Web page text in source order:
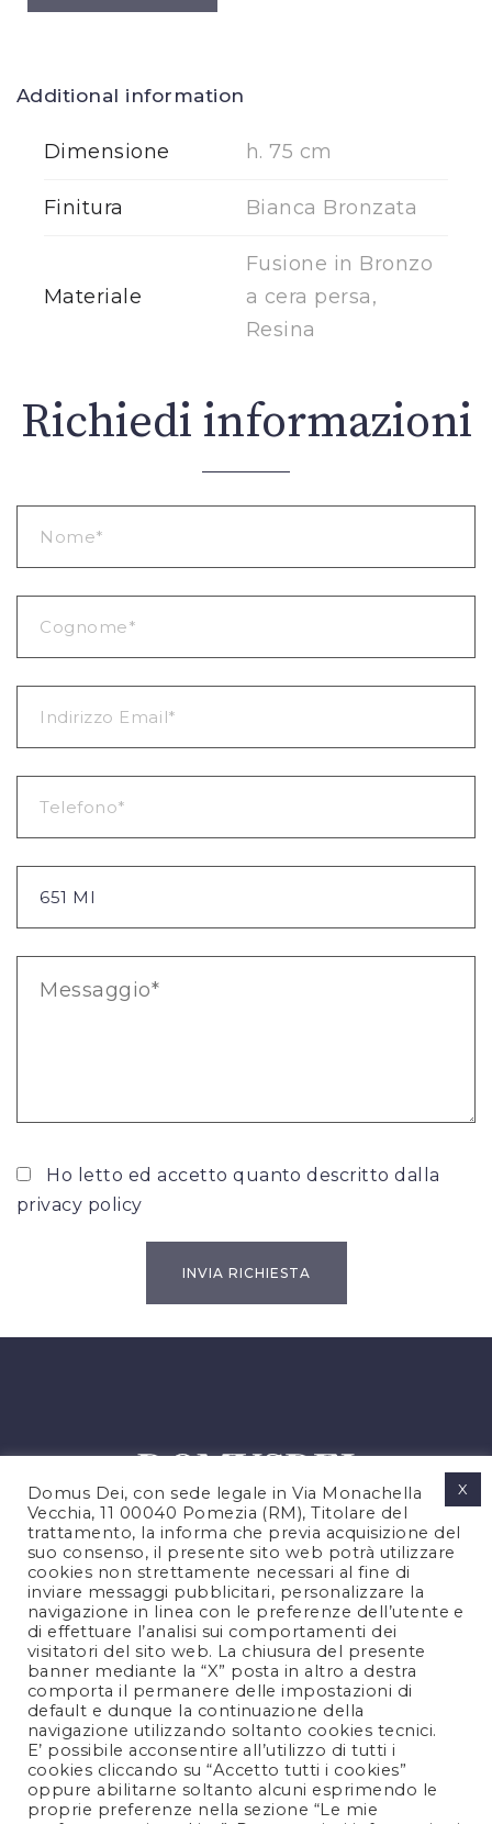
Additional information
Dimensione h. 75 cm
Finitura Bianca Bronzata
Materiale
Fusione in Bronzo
a cera persa,
Resina
Richiedi informazioni
Ho letto ed accetto quanto descritto dalla
privacy policy
PRIVACY POLICY
COOKIES POLICY
NOTE LEGALI
CONTATTACI
FOLLOW US
Domus Dei, con sede legale in Via Monachella
Vecchia, 11 00040 Pomezia (RM), Titolare del
trattamento, la informa che previa acquisizione del
suo consenso, il presente sito web potrà utilizzare
cookies non strettamente necessari al fine di
inviare messaggi pubblicitari, personalizzare la
navigazione in linea con le preferenze dell’utente e
di effettuare l’analisi sui comportamenti dei
visitatori del sito web. La chiusura del presente
banner mediante la “X” posta in altro a destra
comporta il permanere delle impostazioni di
default e dunque la continuazione della
navigazione utilizzando soltanto cookies tecnici.
E’ possibile acconsentire all’utilizzo di tutti i
cookies cliccando su “Accetto tutti i cookies”
oppure abilitarne soltanto alcuni esprimendo le
proprie preferenze nella sezione “Le mie
X